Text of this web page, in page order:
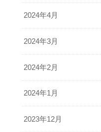
2024年4月
2024年3月
2024年2月
2024年1月
2023年12月